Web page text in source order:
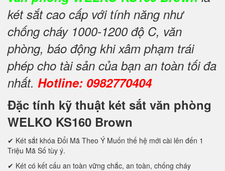
két sắt cao cấp với tính năng như
chống cháy 1000-1200 độ C, văn
phòng, báo động khi xâm phạm trái
phép cho tài sản của bạn an toàn tối đa
nhất. Hotline: 0982770404
Đặc tính kỹ thuật két sắt văn phòng
WELKO KS160 Brown
✔ Két sắt khóa Đổi Mã Theo Ý Muốn thế hệ mới cài lên đến 1
Triệu Mã Số tùy ý.
✔ Két có kết cấu an toàn vững chắc, an toàn, chống cháy